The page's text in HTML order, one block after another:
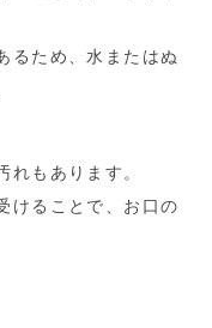
るため、水またはぬ
れもあります。
けることで、お口の